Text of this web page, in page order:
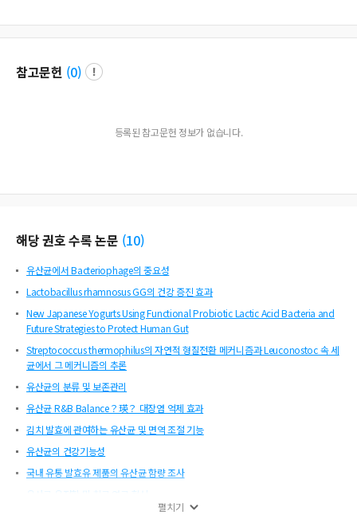
참고문헌 (0)
등록된 참고문헌 정보가 없습니다.
해당 권호 수록 논문 (10)
유산균에서 Bacteriophage의 중요성
Lactobacillus rhamnosus GG의 건강 증진 효과
New Japanese Yogurts Using Functional Probiotic Lactic Acid Bacteria and
Future Strategies to Protect Human Gut
Streptococcus thermophilus의 자연적 형질전환 메커니즘과 Leuconostoc 속 세
균에서 그 메커니즘의 추론
유산균의 분류 및 보존관리
유산균 R&B Balance？瑛？ 대장염 억제 효과
김치 발효에 관여하는 유산균 및 면역 조절 기능
유산균의 건강기능성
국내 유통 발효유 제품의 유산균 함량 조사
유산균 유전학 및 최근 연구 혁신
펼치기